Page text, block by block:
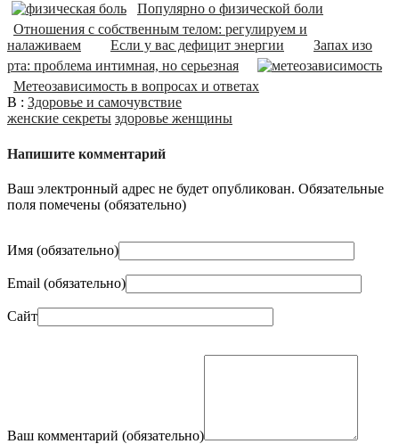
Популярно о физической боли
Отношения с собственным телом: регулируем и
налаживаем
Если у вас дефицит энергии
Запах изо
рта: проблема интимная, но серьезная
Метеозависимость в вопросах и ответах
В : Здоровье и самочувствие
женские секреты здоровье женщины
Напишите комментарий
Ваш электронный адрес не будет опубликован. Обязательные
поля помечены (обязательно)
Имя (обязательно)
Email (обязательно)
Сайт
Ваш комментарий (обязательно)